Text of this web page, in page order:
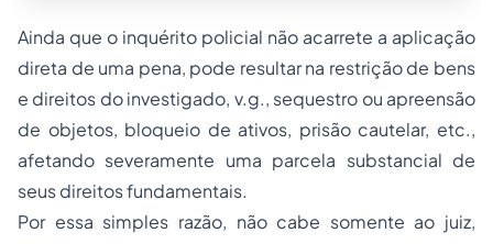
Ainda que o inquérito policial não acarrete a aplicação
direta de uma pena, pode resultar na restrição de bens
e direitos do investigado, v.g., sequestro ou apreensão
de objetos, bloqueio de ativos, prisão cautelar, etc.,
afetando severamente uma parcela substancial de
seus direitos fundamentais.
Por essa simples razão, não cabe somente ao juiz,